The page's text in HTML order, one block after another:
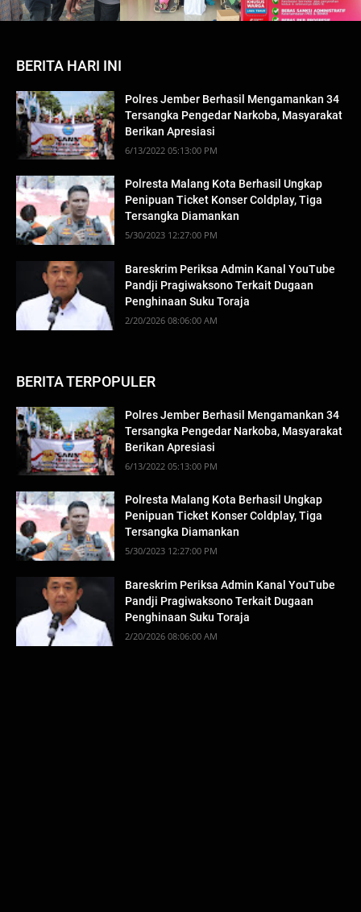
BERITA HARI INI
Polres Jember Berhasil Mengamankan 34
Tersangka Pengedar Narkoba, Masyarakat
Berikan Apresiasi
6/13/2022 05:13:00 PM
Polresta Malang Kota Berhasil Ungkap
Penipuan Ticket Konser Coldplay, Tiga
Tersangka Diamankan
5/30/2023 12:27:00 PM
Bareskrim Periksa Admin Kanal YouTube
Pandji Pragiwaksono Terkait Dugaan
Penghinaan Suku Toraja
2/20/2026 08:06:00 AM
BERITA TERPOPULER
Polres Jember Berhasil Mengamankan 34
Tersangka Pengedar Narkoba, Masyarakat
Berikan Apresiasi
6/13/2022 05:13:00 PM
Polresta Malang Kota Berhasil Ungkap
Penipuan Ticket Konser Coldplay, Tiga
Tersangka Diamankan
5/30/2023 12:27:00 PM
Bareskrim Periksa Admin Kanal YouTube
Pandji Pragiwaksono Terkait Dugaan
Penghinaan Suku Toraja
2/20/2026 08:06:00 AM